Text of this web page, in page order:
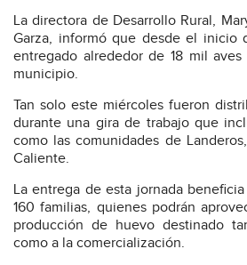
La directora de Desarrollo Rural,
Garza, informó que desde el inicio
entregado alrededor de 18 mil
municipio.
Tan solo este miércoles fueron
durante una gira de trabajo que
como las comunidades de
Caliente.
La entrega de esta jornada
160 familias, quienes podrán
producción de huevo destinado
como a la comercialización.